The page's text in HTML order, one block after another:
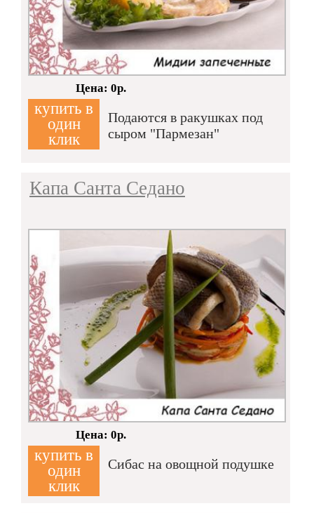
купить в
один
клик
Цена: 0р.
Подаются в ракушках под
сыром "Пармезан"
купить в
один
клик
Капа Санта Седано
Цена: 0р.
Сибас на овощной подушке